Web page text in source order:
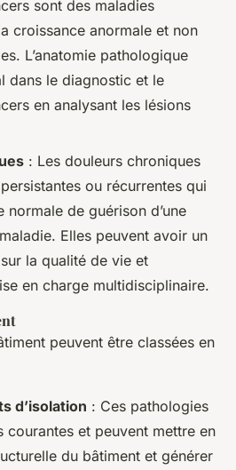
sont des maladies
croissance anormale et non
L’anatomie pathologique
dans le diagnostic et le
en analysant les lésions
: Les douleurs chroniques
ou récurrentes qui
normale de guérison d’une
Elles peuvent avoir un
la qualité de vie et
en charge multidisciplinaire.
peuvent être classées en
d’isolation : Ces pathologies
courantes et peuvent mettre en
du bâtiment et générer